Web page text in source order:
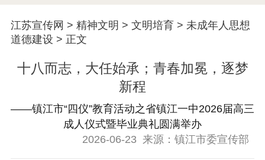
江苏要闻
公示公告
通知公告 信息公开制度
信息公开指南
江苏宣传网 > 精神文明 > 文明培育> 未成年人思想
道德建设 > 正文
十八而志，大任始承；青春加冕，逐梦
新程
——镇江市“四仪”教育活动之省镇江一中2026届高三
成人仪式暨毕业典礼圆满举办
2026-06-23 来源：镇江市委宣传部